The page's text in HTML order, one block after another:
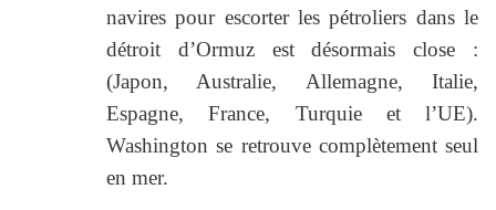
navires pour escorter les pétroliers dans le
détroit d’Ormuz est désormais close :
(Japon, Australie, Allemagne, Italie,
Espagne, France, Turquie et l’UE).
Washington se retrouve complètement seul
en mer.